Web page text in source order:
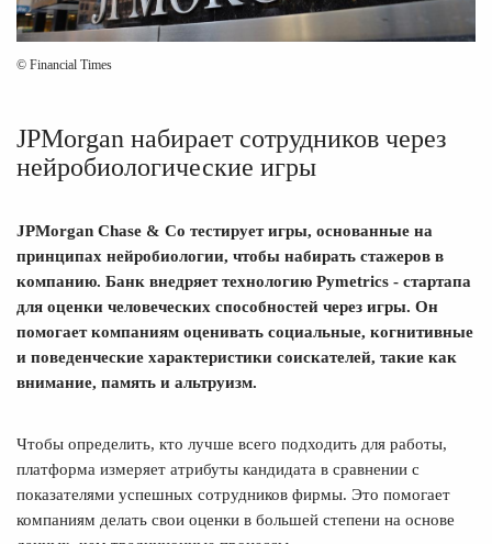
© Financial Times
JPMorgan набирает сотрудников через
нейробиологические игры
JPMorgan Chase & Co тестирует игры, основанные на
принципах нейробиологии, чтобы набирать стажеров в
компанию. Банк внедряет технологию Pymetrics - стартапа
для оценки человеческих способностей через игры. Он
помогает компаниям оценивать социальные, когнитивные
и поведенческие характеристики соискателей, такие как
внимание, память и альтруизм.
Чтобы определить, кто лучше всего подходить для работы,
платформа измеряет атрибуты кандидата в сравнении с
показателями успешных сотрудников фирмы. Это помогает
компаниям делать свои оценки в большей степени на основе